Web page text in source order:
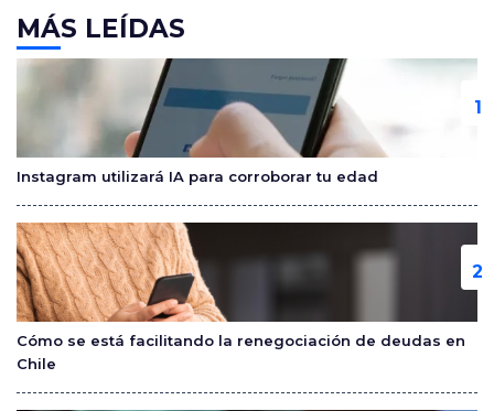
c
e
b
o
k
itt
er
m
p
ar
tir
MÁS LEÍDAS
Instagram utilizará IA para corroborar tu edad
Cómo se está facilitando la renegociación de deudas en
Chile